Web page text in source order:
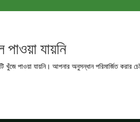
যায়নি
খুঁজে পাওয়া যায়নি। আপনার অনুসন্ধান পরিমার্জিত করার